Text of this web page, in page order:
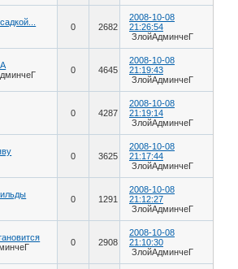
0 2682
2008-10-08
21:26:54
ЗлойАдминчеГ
0 4645
2008-10-08
21:19:43
ЗлойАдминчеГ
0 4287
2008-10-08
21:19:14
ЗлойАдминчеГ
0 3625
2008-10-08
21:17:44
ЗлойАдминчеГ
0 1291
2008-10-08
21:12:27
ЗлойАдминчеГ
0 2908
2008-10-08
21:10:30
ЗлойАдминчеГ